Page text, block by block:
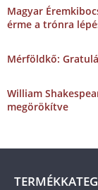
Magyar
érme a trónra
Mérföldkő:
William
megörökítve